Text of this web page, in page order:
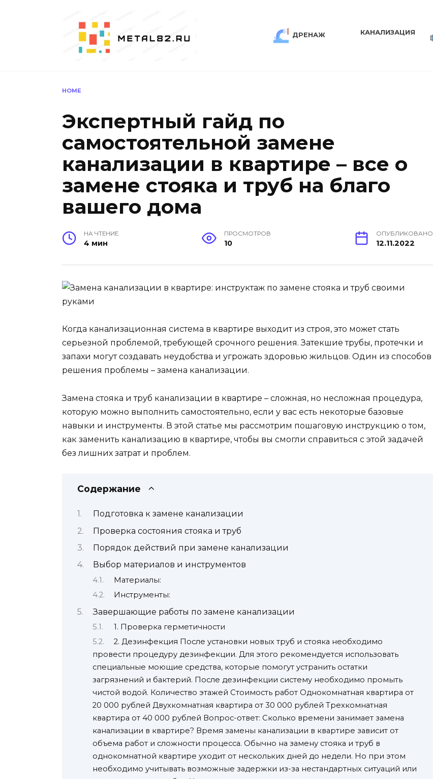
ДРЕНАЖ КАНАЛИЗАЦИЯ
HOME
Экспертный гайд по
самостоятельной замене
канализации в квартире – все о
замене стояка и труб на благо
вашего дома
НА ЧТЕНИЕ
4 мин
ПРОСМОТРОВ
10
ОПУБЛИКОВАНО
12.11.2022
Когда канализационная система в квартире выходит из строя, это может стать
серьезной проблемой, требующей срочного решения. Затекшие трубы, протечки и
запахи могут создавать неудобства и угрожать здоровью жильцов. Один из способов
решения проблемы – замена канализации.
Замена стояка и труб канализации в квартире – сложная, но несложная процедура,
которую можно выполнить самостоятельно, если у вас есть некоторые базовые
навыки и инструменты. В этой статье мы рассмотрим пошаговую инструкцию о том,
как заменить канализацию в квартире, чтобы вы смогли справиться с этой задачей
без лишних затрат и проблем.
Содержание
Подготовка к замене канализации
Проверка состояния стояка и труб
Порядок действий при замене канализации
Выбор материалов и инструментов
Материалы:
Инструменты:
Завершающие работы по замене канализации
1. Проверка герметичности
2. Дезинфекция После установки новых труб и стояка необходимо
провести процедуру дезинфекции. Для этого рекомендуется использовать
специальные моющие средства, которые помогут устранить остатки
загрязнений и бактерий. После дезинфекции систему необходимо промыть
чистой водой. Количество этажей Стоимость работ Однокомнатная квартира от
20 000 рублей Двухкомнатная квартира от 30 000 рублей Трехкомнатная
квартира от 40 000 рублей Вопрос-ответ: Сколько времени занимает замена
канализации в квартире? Время замены канализации в квартире зависит от
объема работ и сложности процесса. Обычно на замену стояка и труб в
однокомнатной квартире уходит от нескольких дней до недели. Но при этом
необходимо учитывать возможные задержки из-за нестандартных ситуаций или